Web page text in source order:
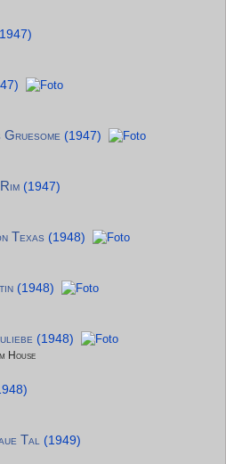
(1947)
(1947)
Texas (1948)
(1948)
(1948)
House
Tal (1949)